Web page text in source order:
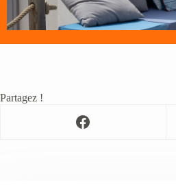
Partagez !